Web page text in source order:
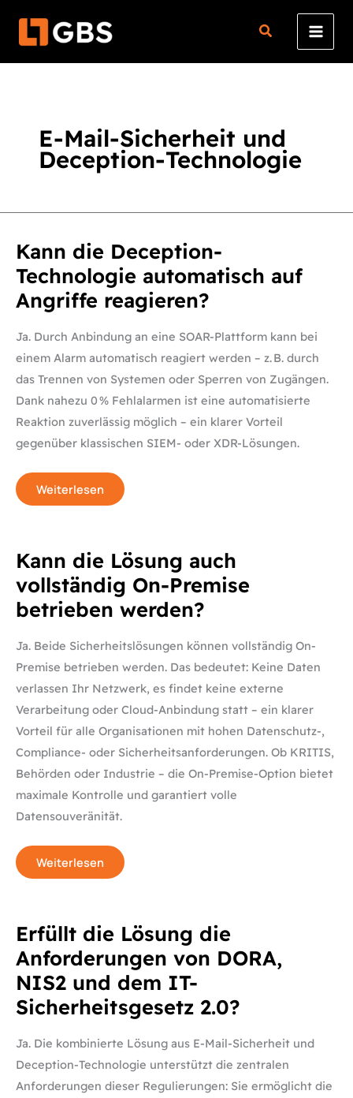
Inhalt
E-Mail-Sicherheit und
Deception-Technologie
Kann die Deception-
Technologie automatisch auf
Angriffe reagieren?
Ja. Durch Anbindung an eine SOAR-Plattform kann bei
einem Alarm automatisch reagiert werden – z. B. durch
das Trennen von Systemen oder Sperren von Zugängen.
Dank nahezu 0 % Fehlalarmen ist eine automatisierte
Reaktion zuverlässig möglich – ein klarer Vorteil
gegenüber klassischen SIEM- oder XDR-Lösungen.
Kann
die
Deception-
Technologie
automatisch
auf
Angriffe
Weiterlesen
Kann die Lösung auch
vollständig On-Premise
betrieben werden?
Ja. Beide Sicherheitslösungen können vollständig On-
Premise betrieben werden. Das bedeutet: Keine Daten
verlassen Ihr Netzwerk, es findet keine externe
Verarbeitung oder Cloud-Anbindung statt – ein klarer
Vorteil für alle Organisationen mit hohen Datenschutz-,
Compliance- oder Sicherheitsanforderungen. Ob KRITIS,
Behörden oder Industrie – die On-Premise-Option bietet
maximale Kontrolle und garantiert volle
Datensouveränität.
Kann
die
Lösung
auch
vollständig
On-
Premise
werden?
Weiterlesen
Erfüllt die Lösung die
Anforderungen von DORA,
NIS2 und dem IT-
Sicherheitsgesetz 2.0?
Ja. Die kombinierte Lösung aus E-Mail-Sicherheit und
Deception-Technologie unterstützt die zentralen
Anforderungen dieser Regulierungen: Sie ermöglicht die
Erfüllt
die
Lösung
die
Anforderungen
von
DORA,
NIS2
und
IT-
Sicherheitsgesetz
2.0?